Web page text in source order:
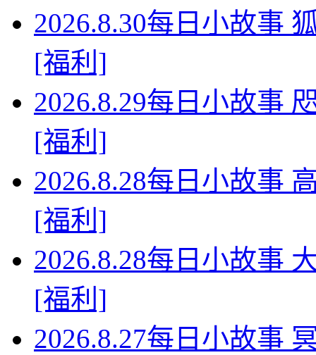
2026.8.30每日小故事
[福利]
2026.8.29每日小故事
[福利]
2026.8.28每日小故事
[福利]
2026.8.28每日小故事
[福利]
2026.8.27每日小故事